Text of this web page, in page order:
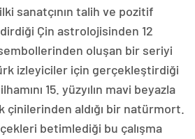
sanatçının talih ve pozitif
Çin astrolojisinden 12
oluşan bir seriyi
izleyiciler için gerçekleştirdiği
15. yüzyılın mavi beyazla
çinilerinden aldığı bir natürmort.
betimlediği bu çalışma